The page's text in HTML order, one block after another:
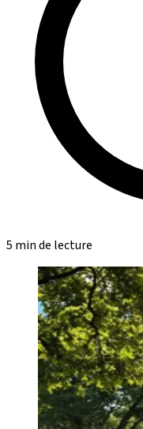
5 min de lecture